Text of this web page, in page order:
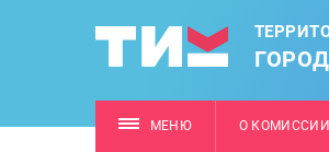
МЕНЮ О КОМИССИИ